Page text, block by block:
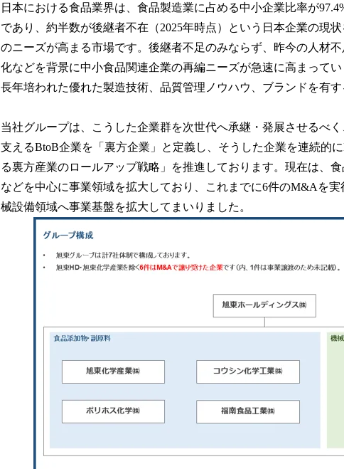
日本における食品業界は、食品製造業に占める中小企業比率が
であり、約半数が後継者不在（2025年時点）という日本企業の現
のニーズが高まる市場です。後継者不足のみならず、昨今の人材
化などを背景に中小食品関連企業の再編ニーズが急速に高まって
長年培われた優れた製造技術、品質管理ノウハウ、ブランドを有す
当社グループは、こうした企業群を次世代へ承継・発展させるべ
支えるBtoB企業を「裏方企業」と定義し、そうした企業を連続的
る裏方産業のロールアップ戦略」を推進しております。現在は、
などを中心に事業領域を拡大しており、これまでに6件のM&Aを
械設備領域へ事業基盤を拡大してまいりました。